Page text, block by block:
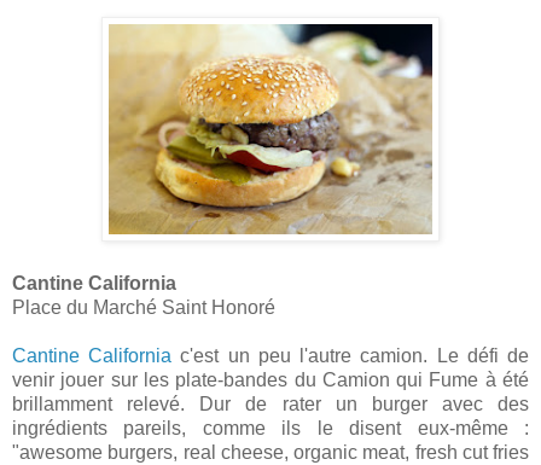
Cantine California
Place du Marché Saint Honoré
Cantine California c'est un peu l'autre camion. Le défi de
venir jouer sur les plate-bandes du Camion qui Fume à été
brillamment relevé. Dur de rater un burger avec des
ingrédients pareils, comme ils le disent eux-même :
"awesome burgers, real cheese, organic meat, fresh cut fries